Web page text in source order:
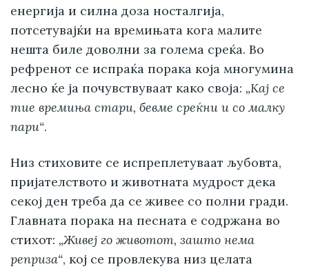
енергија и силна доза носталгија,
потсетувајќи на времињата кога малите
нешта биле доволни за голема среќа. Во
рефренот се испраќа порака која многумина
лесно ќе ја почувствуваат како своја: „Кај се
тие времиња стари, бевме среќни и со малку
пари“.
Низ стиховите се испреплетуваат љубовта,
пријателството и животната мудрост дека
секој ден треба да се живее со полни гради.
Главната порака на песната е содржана во
стихот: „Живеј го животот, зашто нема
реприза“, кој се провлекува низ целата